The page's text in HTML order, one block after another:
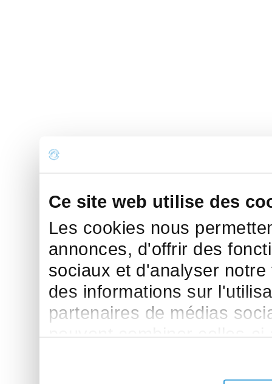
Ce site web utilise des
Les cookies nous
annonces, d'offrir des
sociaux et d'analyser
des informations sur
partenaires de médias